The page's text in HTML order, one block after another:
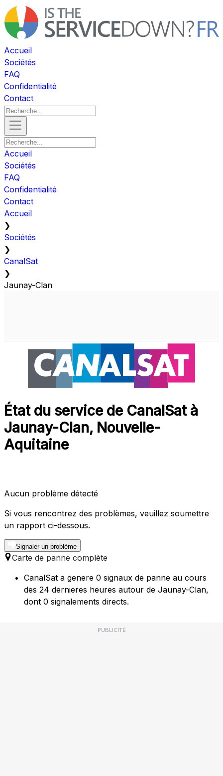
Accueil
Sociétés
FAQ
Confidentialité
Contact
Accueil
Sociétés
FAQ
Confidentialité
Contact
Accueil
❯
Sociétés
❯
CanalSat
❯
Jaunay-Clan
État du service de CanalSat à
Jaunay-Clan, Nouvelle-
Aquitaine
Aucun problème détecté
Si vous rencontrez des problèmes, veuillez soumettre
un rapport ci-dessous.
Signaler un problème
Carte de panne complète
CanalSat a genere 0 signaux de panne au cours
des 24 dernieres heures autour de Jaunay-Clan,
dont 0 signalements directs.
PUBLICITÉ